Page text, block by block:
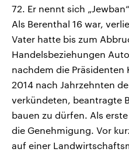
72. Er nennt sich
Als Berenthal 16 war,
Vater hatte bis zum
Handelsbeziehungen
nachdem die Präsidenten
2014 nach Jahrzehnten
verkündeten, beantragte
bauen zu dürfen. Als
die Genehmigung. Vor
auf einer